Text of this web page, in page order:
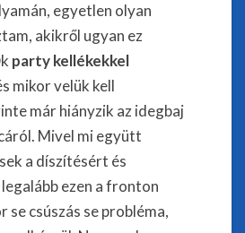
egyetlen olyan
akikről ugyan ez
party kellékekkel
mikor velük kell
már hiányzik az idegbaj
Mivel mi együtt
a díszítésért és
ezen a fronton
se csúszás se probléma,